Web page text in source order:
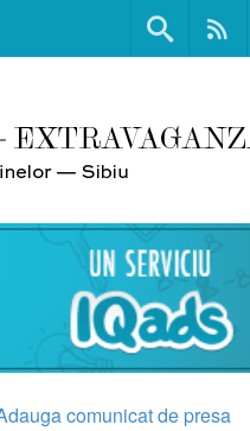
comunicat de presa